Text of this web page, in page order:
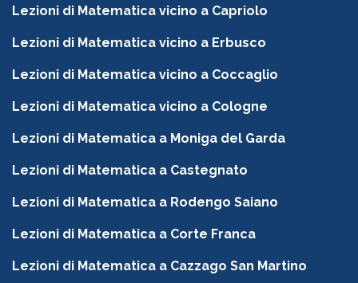
Lezioni di Matematica vicino a Capriolo
Lezioni di Matematica vicino a Erbusco
Lezioni di Matematica vicino a Coccaglio
Lezioni di Matematica vicino a Cologne
Lezioni di Matematica a Moniga del Garda
Lezioni di Matematica a Castegnato
Lezioni di Matematica a Rodengo Saiano
Lezioni di Matematica a Corte Franca
Lezioni di Matematica a Cazzago San Martino